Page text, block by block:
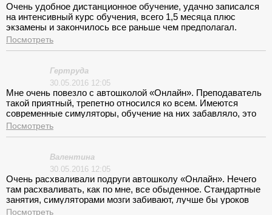
Очень удобное дистанционное обучение, удачно записался
на интенсивный курс обучения, всего 1,5 месяца плюс
экзамены и закончилось все раньше чем предполагал.
Приятно что предложили сразу скидку при безналичном
расчете на сайте.
Посмотреть
Гертруда
30.05.2016 12:05
Мне очень повезло с автошколой «Онлайн». Преподаватель
такой приятный, трепетно относился ко всем. Имеются
современные симуляторы, обучение на них забавляло, это
задорно и смешно, и в то же время поучительно.
Усовершенствованный курс на симуляторах проводится как
вождения подогнали новенький, с удобными сидениями и
плавными педалями, да и инструктор выкладывался на все
100%. Спасибо, Евгений Анатольевич.
Посмотреть
Валентина
30.05.2016 12:05
Очень расхваливали подруги автошколу «Онлайн». Нечего
там расхваливать, как по мне, все обыденное. Стандартные
занятия, симуляторами мозги забивают, лучше бы уроков
вождения в реальной жизни добавили.
Посмотреть